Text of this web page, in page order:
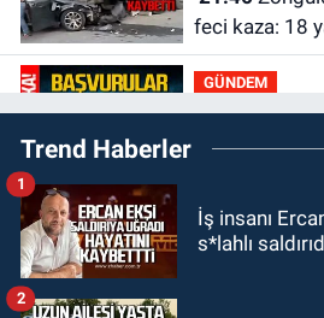
feci kaza: 18
hayatını
GÜNDEM
21:29Başvurular başladı: 3 bin
250 kişi
19:56Otomobille çarpışan
bisikletli ağır
Trend Haberler
İş insanı
s*lahlı
1
2